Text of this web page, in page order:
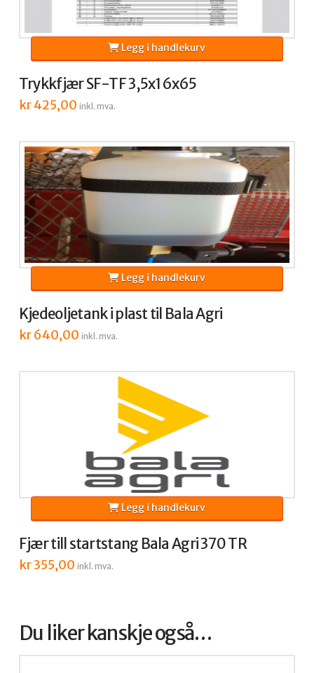
Trykkfjær SF-TF 3,5x16x65
kr425,00 inkl. mva.
Legg i handlekurv
Kjedeoljetank i plast til Bala Agri
kr640,00 inkl. mva.
Legg i handlekurv
Fjær till startstang Bala Agri 370 TR
kr355,00 inkl. mva.
Legg i handlekurv
Du liker kanskje også…